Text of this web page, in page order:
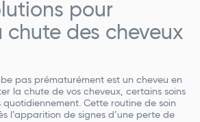
pour
chute des cheveux
pas prématurément est un cheveu en
la chute de vos cheveux, certains soins
Cette routine de soin
l’apparition de signes d’une perte de